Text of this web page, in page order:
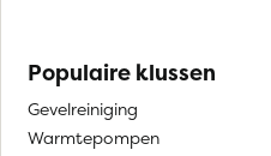
Populaire klussen
Gevelreiniging
Warmtepompen